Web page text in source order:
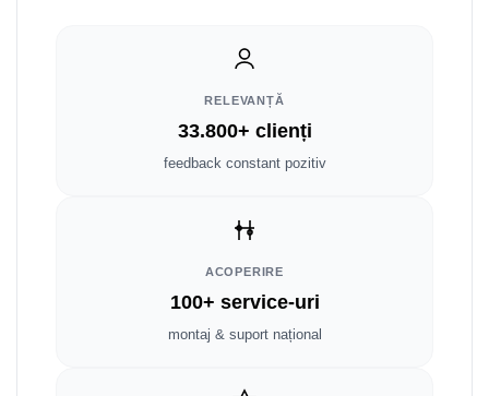
RELEVANȚĂ
33.800+ clienți
feedback constant pozitiv
ACOPERIRE
100+ service-uri
montaj & suport național